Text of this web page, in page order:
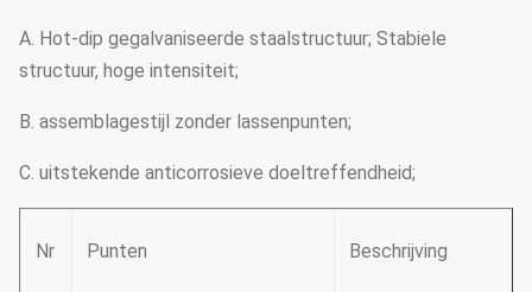
A. Hot-dip gegalvaniseerde staalstructuur; Stabiele
structuur, hoge intensiteit;
B. assemblagestijl zonder lassenpunten;
C. uitstekende anticorrosieve doeltreffendheid;
Nr Punten Beschrijving